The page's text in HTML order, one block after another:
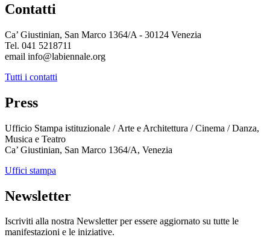
Contatti
Ca’ Giustinian, San Marco 1364/A - 30124 Venezia
Tel. 041 5218711
email info@labiennale.org
Tutti i contatti
Press
Ufficio Stampa istituzionale / Arte e Architettura / Cinema / Danza,
Musica e Teatro
Ca’ Giustinian, San Marco 1364/A, Venezia
Uffici stampa
Newsletter
Iscriviti alla nostra Newsletter per essere aggiornato su tutte le
manifestazioni e le iniziative.